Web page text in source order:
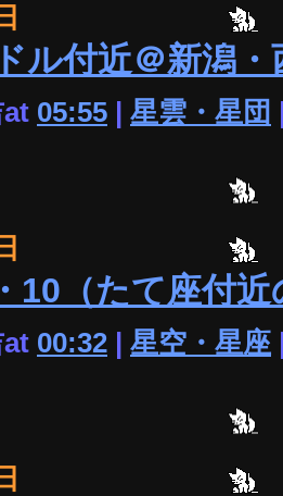
ル付近＠新潟・
05:55 | 星雲・星団
10（たて座付近
00:32 | 星空・星座